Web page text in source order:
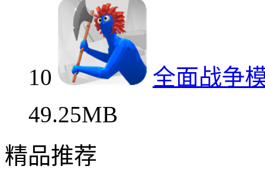
10
全面战争
49.25MB
精品推荐